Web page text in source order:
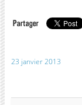
23 janvier 2013